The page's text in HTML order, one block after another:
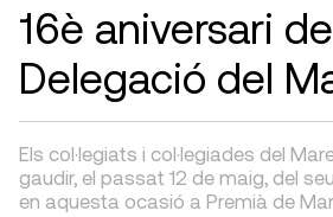
16è aniversari
Delegació del
Els col·legiats i col·legiades del
gaudir, el passat 12 de maig, del
en aquesta ocasió a Premià de